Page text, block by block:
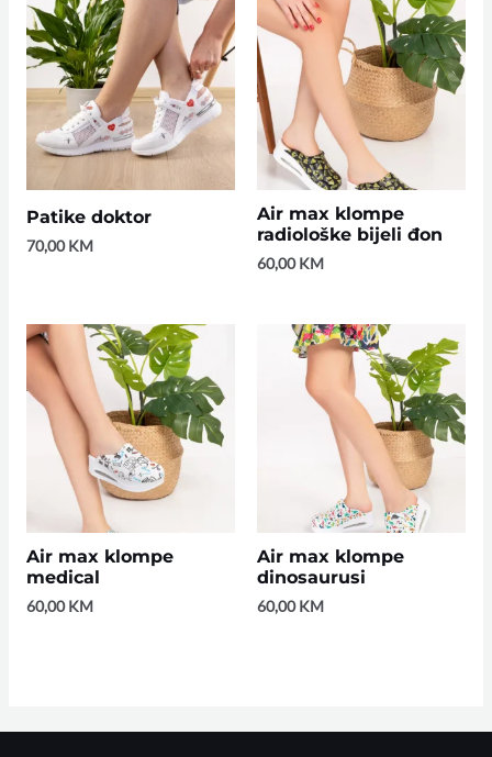
Patike doktor
70,00KM
Air max klompe
radiološke bijeli đon
60,00KM
Air max klompe
medical
60,00KM
Air max klompe
dinosaurusi
60,00KM